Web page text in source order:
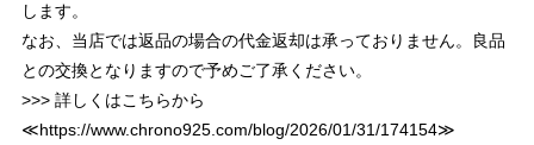
します。
なお、当店では返品の場合の代金返却は承っておりません。良品
との交換となりますので予めご了承ください。
>>> 詳しくはこちらから
≪https://www.chrono925.com/blog/2026/01/31/174154≫